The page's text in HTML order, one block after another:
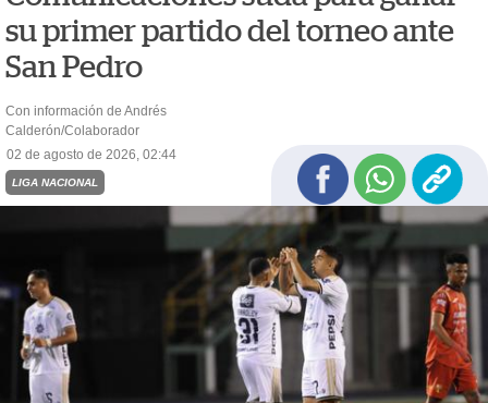
su primer partido del torneo ante
San Pedro
Con información de Andrés
Calderón/Colaborador
02 de agosto de 2026, 02:44
LIGA NACIONAL